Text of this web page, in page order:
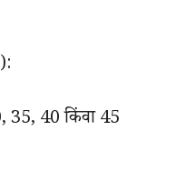
35, 40 किंवा 45